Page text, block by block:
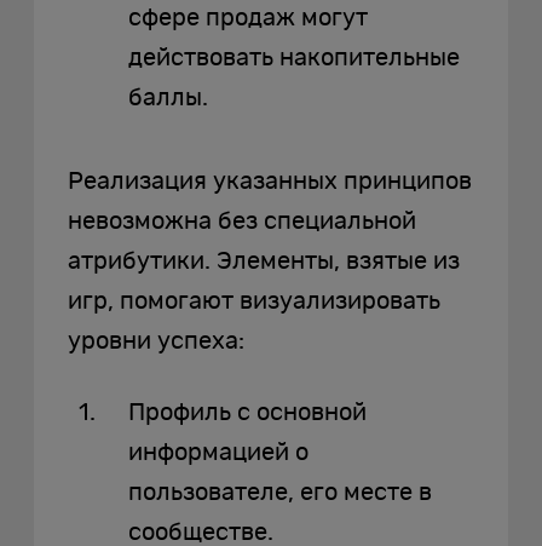
сфере продаж могут
действовать накопительные
баллы.
Реализация указанных принципов
невозможна без специальной
атрибутики. Элементы, взятые из
игр, помогают визуализировать
уровни успеха:
Профиль с основной
информацией о
пользователе, его месте в
сообществе.